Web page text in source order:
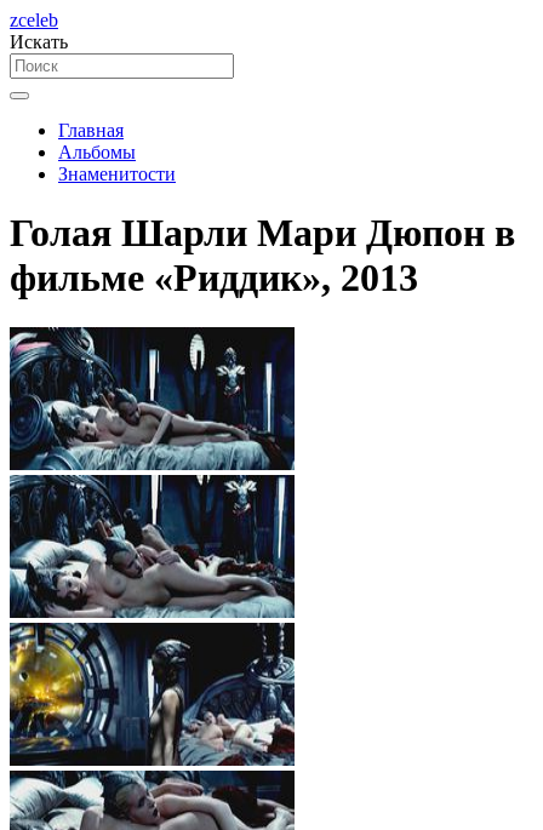
zceleb
Искать
Главная
Альбомы
Знаменитости
Голая Шарли Мари Дюпон в
фильме «Риддик», 2013